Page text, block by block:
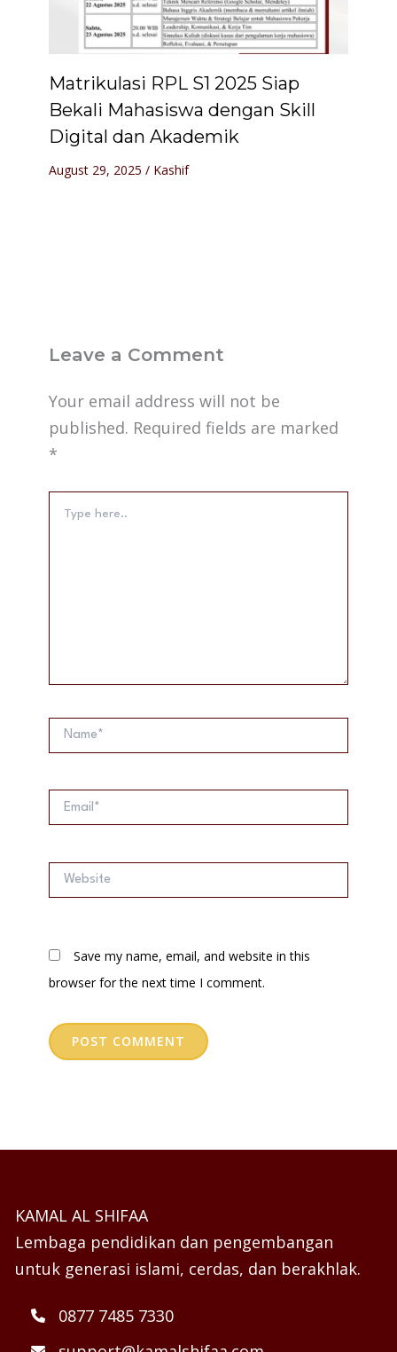
Matrikulasi RPL S1 2025 Siap
Bekali Mahasiswa dengan Skill
Digital dan Akademik
August 29, 2025 / Kashif
Leave a Comment
Your email address will not be
published. Required fields are marked
*
here..
Name*
Email*
Website
Save my name, email, and website in this
browser for the next time I comment.
KAMAL AL SHIFAA
Lembaga pendidikan dan pengembangan
untuk generasi islami, cerdas, dan berakhlak.
0877 7485 7330